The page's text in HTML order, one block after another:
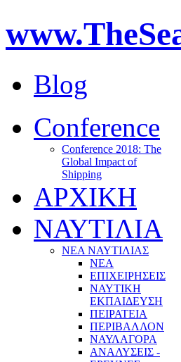
Blog
Conference
Conference 2018: The
Global Impact of
Shipping
ΑΡΧΙΚΗ
ΝΑΥΤΙΛΙΑ
ΝΕΑ ΝΑΥΤΙΛΙΑΣ
ΝΕΑ
ΕΠΙΧΕΙΡΗΣΕΙΣ
ΝΑΥΤΙΚΗ
ΕΚΠΑΙΔΕΥΣΗ
ΠΕΙΡΑΤΕΙΑ
ΠΕΡΙΒΑΛΛΟΝ
ΝΑΥΛΑΓΟΡΑ
ΑΝΑΛΥΣΕΙΣ -